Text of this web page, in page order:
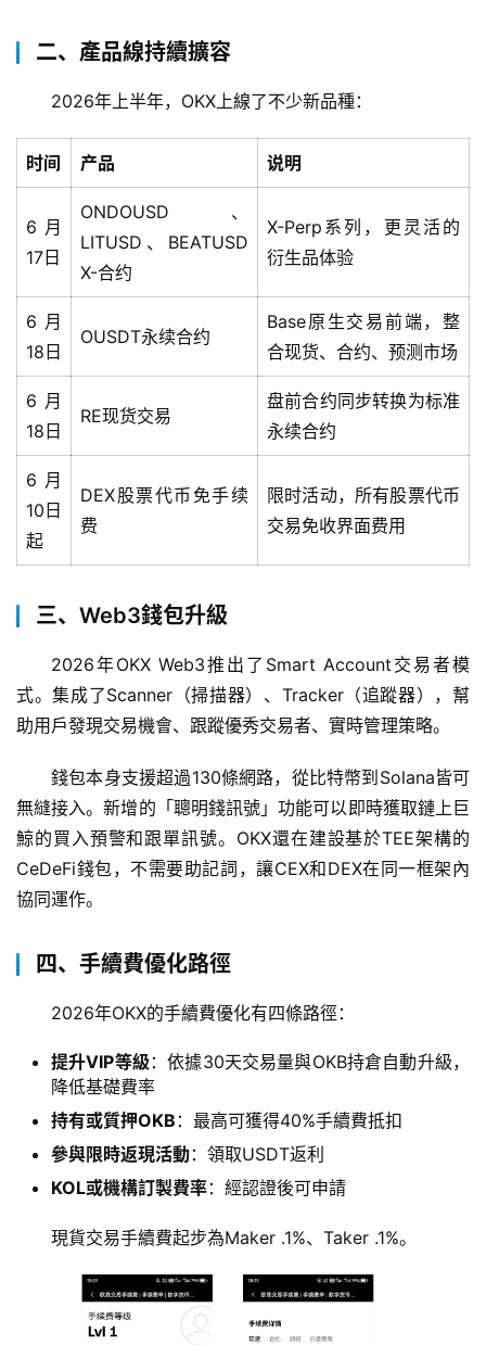
二、產品線持續擴容
2026年上半年，OKX上線了不少新品種：
时间 产品 说明
6月
17日
ONDOUSD、
LITUSD、BEATUSD
X-合约
X-Perp系列，更灵活的
衍生品体验
6月
18日
OUSDT永续合约
Base原生交易前端，整
合现货、合约、预测市场
6月
18日
RE现货交易
盘前合约同步转换为标准
永续合约
6月
10日
起
DEX股票代币免手续
费
限时活动，所有股票代币
交易免收界面费用
三、Web3錢包升級
2026年OKX Web3推出了Smart Account交易者模
式。集成了Scanner（掃描器）、Tracker（追蹤器），幫
助用戶發現交易機會、跟蹤優秀交易者、實時管理策略。
錢包本身支援超過130條網路，從比特幣到Solana皆可
無縫接入。新增的「聰明錢訊號」功能可以即時獲取鏈上巨
鯨的買入預警和跟單訊號。OKX還在建設基於TEE架構的
CeDeFi錢包，不需要助記詞，讓CEX和DEX在同一框架內
協同運作。
四、手續費優化路徑
2026年OKX的手續費優化有四條路徑：
提升VIP等級：依據30天交易量與OKB持倉自動升級，
降低基礎費率
持有或質押OKB ：最高可獲得40%手續費抵扣
參與限時返現活動：領取USDT返利
KOL或機構訂製費率：經認證後可申請
現貨交易手續費起步為Maker .1%、Taker .1%。